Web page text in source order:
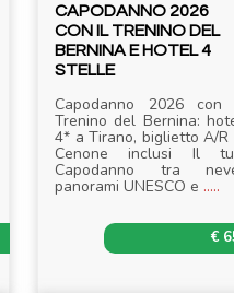
CAPODANNO 2026
CON IL TRENINO DEL
BERNINA E HOTEL 4
STELLE
Capodanno 2026 con
Trenino del Bernina:
4* a Tirano, biglietto A/R
Cenone inclusi Il
Capodanno tra
panorami UNESCO e .....
€